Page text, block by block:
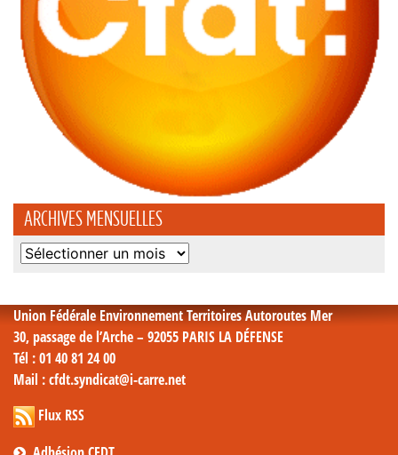
ARCHIVES MENSUELLES
Archives
Union Fédérale Environnement Territoires Autoroutes Mer
30, passage de l’Arche – 92055 PARIS LA DÉFENSE
Tél : 01 40 81 24 00
Mail : cfdt.syndicat@i-carre.net
Flux RSS